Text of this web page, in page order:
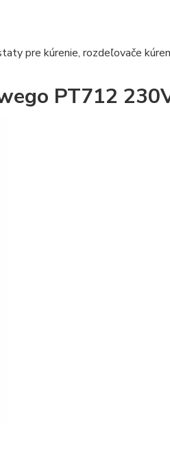
pre kúrenie, rozdeľovače
PT712